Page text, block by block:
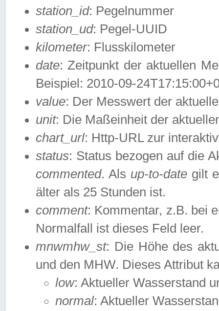
station_id: Pegelnummer
station_ud: Pegel-UUID
kilometer: Flusskilometer
date: Zeitpunkt der aktuellen
Beispiel: 2010-09-
value: Der Messwert der
unit: Die Maßeinheit der
chart_url: Http-URL zur
status: Status bezogen auf die
commented. Als up-to-date gilt
älter als 25 Stunden ist.
comment: Kommentar, z.B. bei
Normalfall ist dieses Feld leer.
mnwmhw_st: Die Höhe des
und den MHW. Dieses Attribut
low: Aktueller Wasserstand
normal: Aktueller